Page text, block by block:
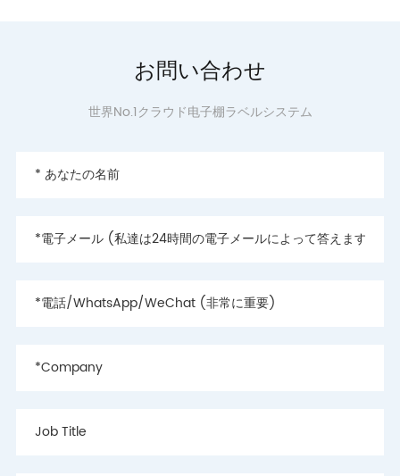
お問い合わせ
世界No.1クラウド电子棚ラベルシステム